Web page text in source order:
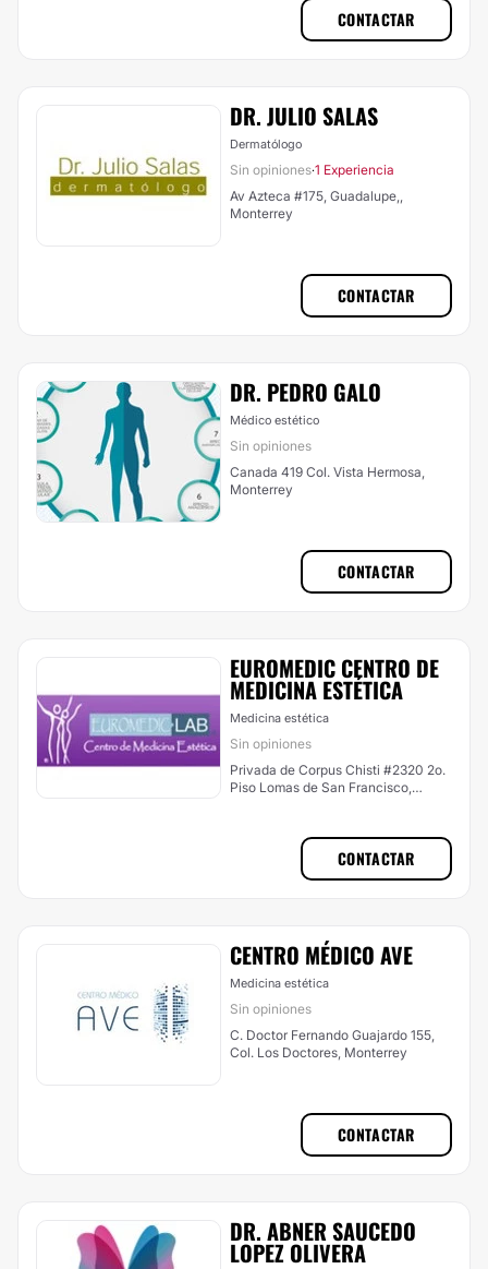
CONTACTAR
DR. JULIO SALAS
Dermatólogo
Sin opiniones·1 Experiencia
Av Azteca #175, Guadalupe,,
Monterrey
CONTACTAR
DR. PEDRO GALO
Médico estético
Sin opiniones
Canada 419 Col. Vista Hermosa,
Monterrey
CONTACTAR
EUROMEDIC CENTRO DE
MEDICINA ESTÉTICA
Medicina estética
Sin opiniones
Privada de Corpus Chisti #2320 2o.
Piso Lomas de San Francisco,
CONTACTAR
CENTRO MÉDICO AVE
Medicina estética
Sin opiniones
C. Doctor Fernando Guajardo 155,
Col. Los Doctores, Monterrey
CONTACTAR
DR. ABNER SAUCEDO
LOPEZ OLIVERA